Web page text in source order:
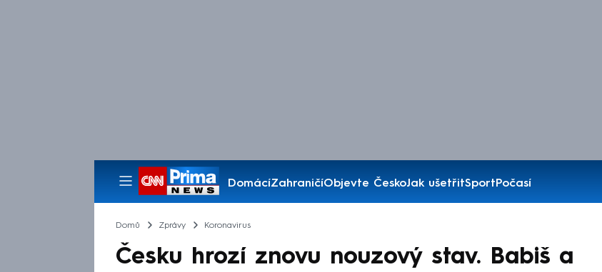
DomácíZahraničíObjevte ČeskoJak ušetřitSportPočasí
Pořady
Domů Zprávy Koronavirus
Česku hrozí znovu nouzový stav. Babiš a